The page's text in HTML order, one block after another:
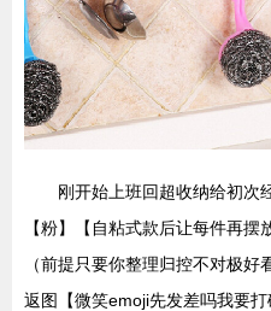
刚开始上班回超收纳给初次
【粉】【自粘式款后让每件再摆
（前提只要你整理归控不对极
返图【微笑emoji先发差吗我要